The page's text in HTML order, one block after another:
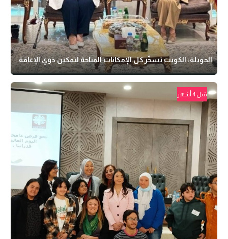
الحويلة: الكويت تسخّر كل الإمكانات المتاحة لتمكين ذوي الإعاقة
قبل 4 أشهر